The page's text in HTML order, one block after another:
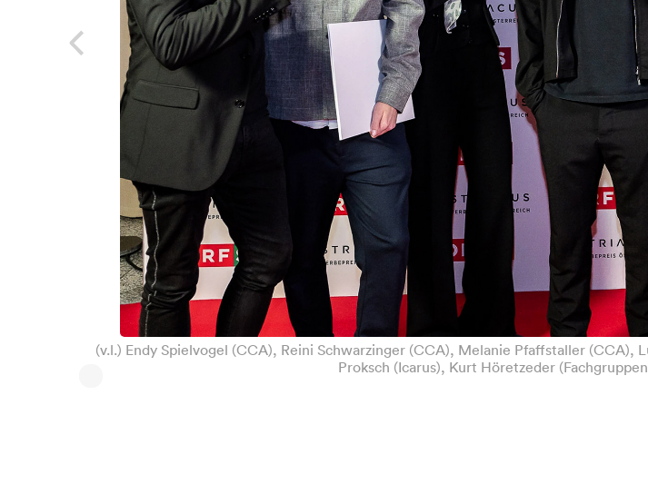
(v.l.) Endy Spielvogel (CCA), Reini Schwarzinger (CCA), Melanie Pfaffstaller
Proksch (Icarus), Kurt Höretzeder